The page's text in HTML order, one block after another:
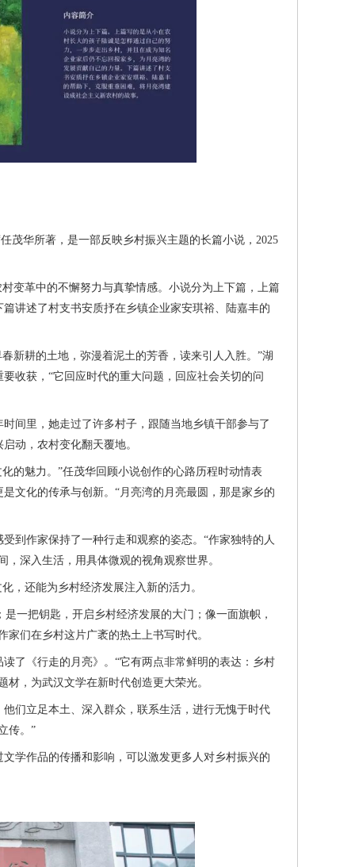
茂华所著，是一部反映乡村振兴主题的长篇小说，2025
革中的不懈努力与真挚情感。小说分为上下篇，上篇
讲述了村支书安质抒在乡镇企业家安琪裕、陆嘉丰的
耕的土地，弥漫着泥土的芳香，读来引人入胜。”湖
收获，“它回应时代的重大问题，回应社会关切的问
里，她走过了许多村子，跟随当地乡镇干部参与了
动，农村变化翻天覆地。
魅力。”任茂华回顾小说创作的心路历程时动情表
文化的传承与创新。“月亮湾的月亮最圆，那是家乡的
作家保持了一种行走和观察的姿态。“作家独特的人
深入生活，用具体微观的视角观察世界。
还能为乡村经济发展注入新的活力。
把钥匙，开启乡村经济发展的大门；像一面旗帜，
们在乡村这片广袤的热土上书写时代。
《行走的月亮》。“它有两点非常鲜明的表达：乡村
，为武汉文学在新时代创造更大荣光。
立足本土、深入群众，联系生活，进行无愧于时代
传。”
作品的传播和影响，可以激发更多人对乡村振兴的